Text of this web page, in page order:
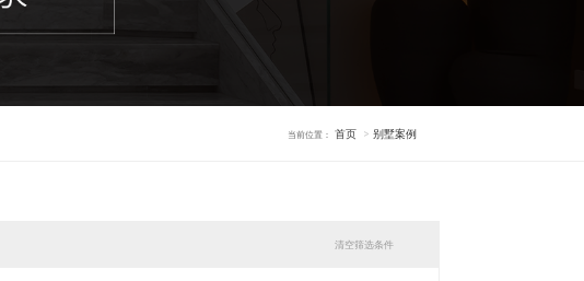
当前位置： 首页 别墅案例
清空筛选条件